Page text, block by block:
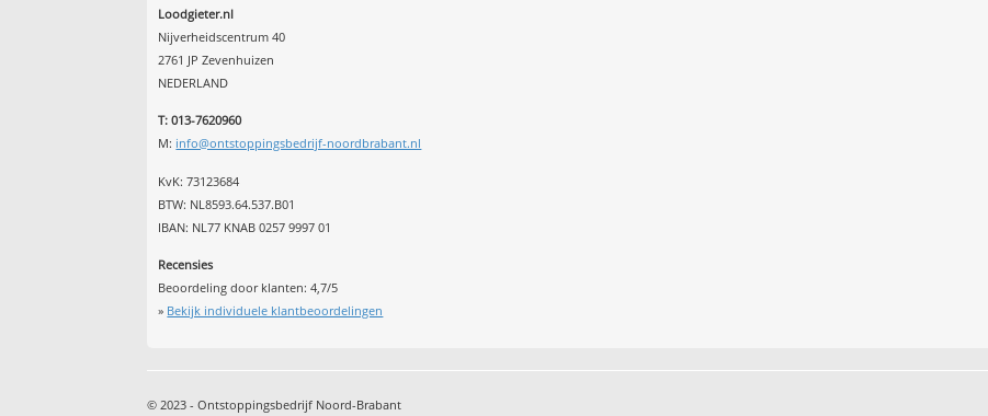
Loodgieter.nl
Nijverheidscentrum 40
2761 JP Zevenhuizen
NEDERLAND
T: 013-7620960
M: info@ontstoppingsbedrijf-noordbrabant.nl
KvK: 73123684
BTW: NL8593.64.537.B01
IBAN: NL77 KNAB 0257 9997 01
Recensies
Beoordeling door klanten:4,7/5
» Bekijk individuele klantbeoordelingen
© 2023 - Ontstoppingsbedrijf Noord-Brabant